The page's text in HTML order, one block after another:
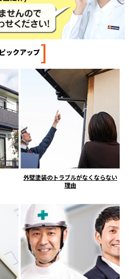
ピックアップ]
外壁塗装のトラブルがなくならない
理由